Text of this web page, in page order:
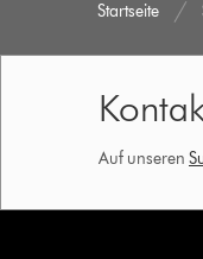
Startseite
Auf unseren